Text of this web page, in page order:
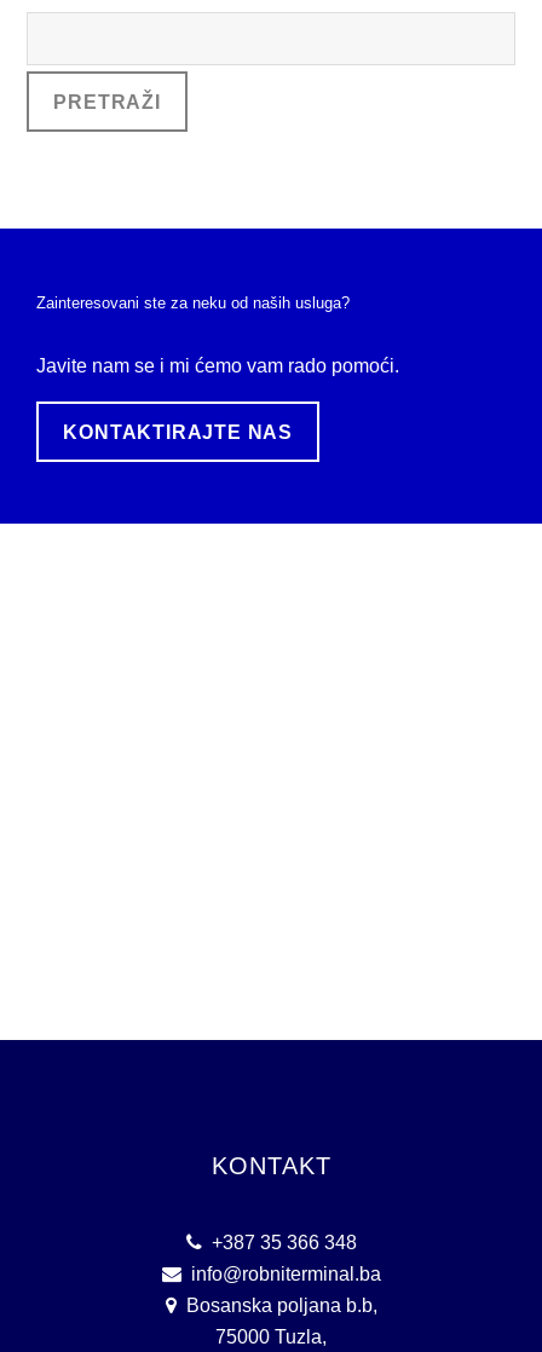
Zainteresovani ste za neku od naših usluga?
Javite nam se i mi ćemo vam rado pomoći.
KONTAKTIRAJTE NAS
KONTAKT
+387 35 366 348
info@robniterminal.ba
Bosanska poljana b.b,
75000 Tuzla,